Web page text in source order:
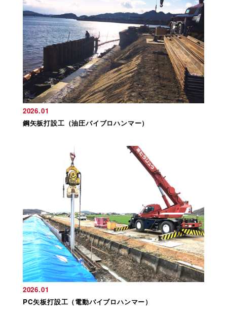
2026.01
鋼矢板打設工（油圧バイブロハンマー）
2026.01
PC矢板打設工（電動バイブロハンマー）